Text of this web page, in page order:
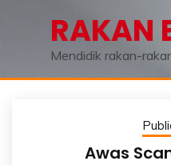
RAKAN
Mendidik rakan-
Awas